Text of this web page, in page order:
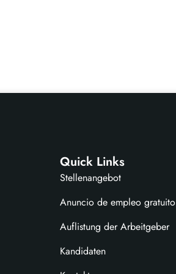
Quick Links
Stellenangebot
Anuncio de empleo gratuito
Auflistung der Arbeitgeber
Kandidaten